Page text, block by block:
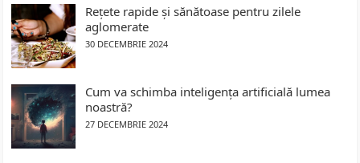
Rețete rapide și sănătoase pentru zilele
aglomerate
30 DECEMBRIE 2024
Cum va schimba inteligența artificială lumea
noastră?
27 DECEMBRIE 2024